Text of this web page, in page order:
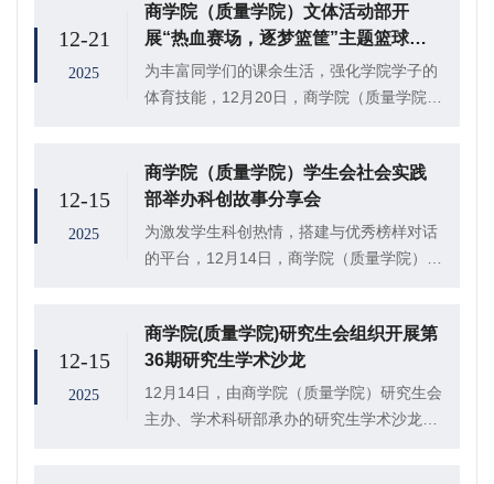
人三足障碍接力赛。
12-21
2025
商学院（质量学院）文体活动部开
展“热血赛场，逐梦篮筐”主题篮球友
谊赛活动
为丰富同学们的课余生活，强化学院学子的
体育技能，12月20日，商学院（质量学院）
级各班代表共36人进入决赛，其中，20...
12-15
2025
商学院（质量学院）学生会社会实践
部举办科创故事分享会
为激发学生科创热情，搭建与优秀榜样对话
的平台，12月14日，商学院（质量学院）学
商学院（质量学院）殷鹤宁、马克思主义...
12-15
2025
商学院(质量学院)研究生会组织开展第
36期研究生学术沙龙
12月14日，由商学院（质量学院）研究生会
主办、学术科研部承办的研究生学术沙龙第